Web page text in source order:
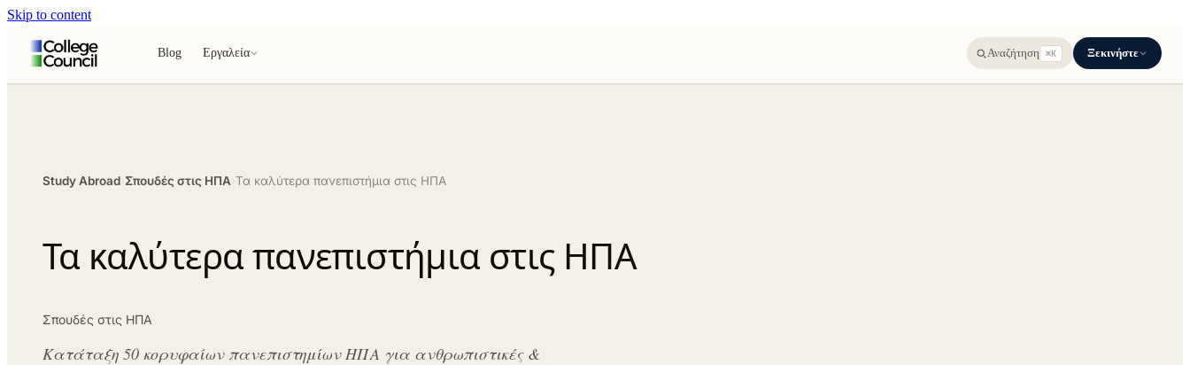
Skip to content
Blog Εργαλεία Αναζήτηση ⌘K Ξεκινήστε
Study Abroad›Σπουδές στις ΗΠΑ›Τα καλύτερα πανεπιστήμια στις ΗΠΑ
Τα καλύτερα πανεπιστήμια στις ΗΠΑ
Σπουδές στις ΗΠΑ
Κατάταξη 50 κορυφαίων πανεπιστημίων ΗΠΑ για ανθρωπιστικές &